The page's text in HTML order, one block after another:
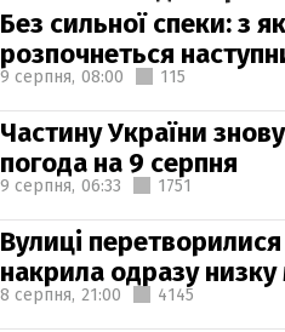
Без сильної спеки: з
розпочнеться
9 серпня, 08:00 115
Частину України
погода на 9 серпня
9 серпня, 06:33 1751
Вулиці
накрила одразу низку
8 серпня, 21:00 4145